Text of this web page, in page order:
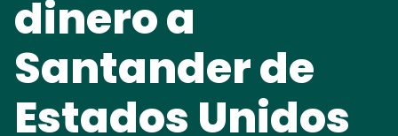
dinero a
Santander de
Estados Unidos